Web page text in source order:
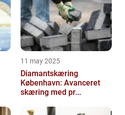
11 may 2025
Diamantskæring
København: Avanceret
skæring med pr...